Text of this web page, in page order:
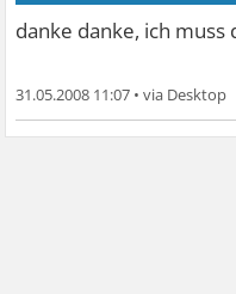
danke danke, ich muss
31.05.2008 11:07 •